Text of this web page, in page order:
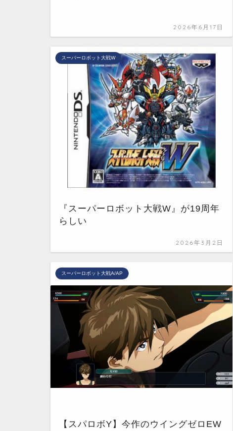
2026年6月17日
スーパーロボット大戦W
『スーパーロボット大戦W』が19周年
らしい
2026年3月2日
スーパーロボット大戦A/AP
【スパロボY】今作のウイングゼロEW